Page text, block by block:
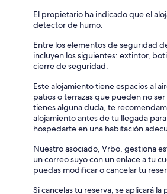
El propietario ha indicado que el
detector de humo.
Entre los elementos de seguridad
incluyen los siguientes: extintor,
cierre de seguridad.
Este alojamiento tiene espacios al
patios o terrazas que pueden no
tienes alguna duda, te
alojamiento antes de tu llegada
hospedarte en una habitación
Nuestro asociado, Vrbo, gestiona
un correo suyo con un enlace a tu
puedas modificar o cancelar tu
Si cancelas tu reserva, se aplicará